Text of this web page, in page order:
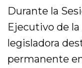
Durante la
Ejecutivo de la
legisladora
permanente